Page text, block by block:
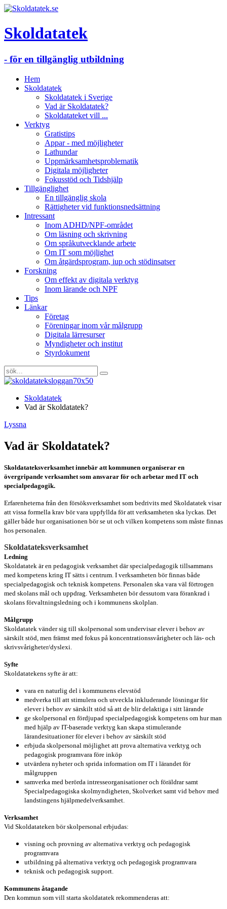
Skoldatatek
- för en tillgänglig utbildning
Hem
Skoldatatek
Skoldatatek i Sverige
Vad är Skoldatatek?
Skoldatateket vill ...
Verktyg
Gratistips
Appar - med möjligheter
Lathundar
Uppmärksamhetsproblematik
Digitala möjligheter
Fokusstöd och Tidshjälp
Tillgänglighet
En tillgänglig skola
Rättigheter vid funktionsnedsättning
Intressant
Inom ADHD/NPF-området
Om läsning och skrivning
Om språkutvecklande arbete
Om IT som möjlighet
Om åtgärdsprogram, iup och stödinsatser
Forskning
Om effekt av digitala verktyg
Inom lärande och NPF
Tips
Länkar
Företag
Föreningar inom vår målgrupp
Digitala lärresurser
Myndigheter och institut
Styrdokument
Skoldatatek
Vad är Skoldatatek?
Lyssna
Vad är Skoldatatek?
Skoldatateksverksamhet innebär att kommunen organiserar en
övergripande verksamhet som ansvarar för och arbetar med IT och
specialpedagogik.
Erfarenheterna från den försöksverksamhet som bedrivits med Skoldatatek visar
att vissa formella krav bör vara uppfyllda för att verksamheten ska lyckas. Det
gäller både hur organisationen bör se ut och vilken kompetens som måste finnas
hos personalen.
Skoldatateksverksamhet
Ledning
Skoldatatek är en pedagogisk verksamhet där specialpedagogik tillsammans
med kompetens kring IT sätts i centrum. I verksamheten bör finnas både
specialpedagogisk och teknisk kompetens. Personalen ska vara väl förtrogen
med skolans mål och uppdrag. Verksamheten bör dessutom vara förankrad i
skolans förvaltningsledning och i kommunens skolplan.
Målgrupp
Skoldatatek vänder sig till skolpersonal som undervisar elever i behov av
särskilt stöd, men främst med fokus på koncentrationssvårigheter och läs- och
skrivsvårigheter/dyslexi.
Syfte
Skoldatatekens syfte är att:
vara en naturlig del i kommunens elevstöd
medverka till att stimulera och utveckla inkluderande lösningar för
elever i behov av särskilt stöd så att de blir delaktiga i sitt lärande
ge skolpersonal en fördjupad specialpedagogisk kompetens om hur man
med hjälp av IT-baserade verktyg kan skapa stimulerande
lärandesituationer för elever i behov av särskilt stöd
erbjuda skolpersonal möjlighet att prova alternativa verktyg och
pedagogisk programvara före inköp
utvärdera nyheter och sprida information om IT i lärandet för
målgruppen
samverka med berörda intresseorganisationer och föräldrar samt
Specialpedagogiska skolmyndigheten, Skolverket samt vid behov med
landstingens hjälpmedelverksamhet.
Verksamhet
Vid Skoldatateken bör skolpersonal erbjudas:
visning och provning av alternativa verktyg och pedagogisk
programvara
utbildning på alternativa verktyg och pedagogisk programvara
teknisk och pedagogisk support.
Kommunens åtagande
Den kommun som vill starta skoldatatek rekommenderas att: